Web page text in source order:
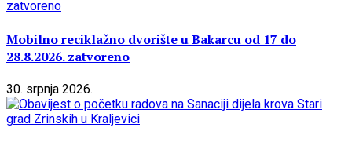
Mobilno reciklažno dvorište u Bakarcu od 17 do
28.8.2026. zatvoreno
30. srpnja 2026.